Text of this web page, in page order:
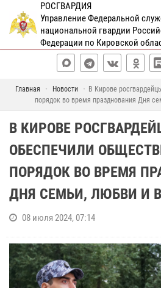
РОСГВАРДИЯ
Управление Федеральной
национальной гвардии
Федерации по Кировской
Главная Новости
В Кирове
порядок во время празднования Дня
В КИРОВЕ
ОБЕСПЕЧИЛИ
ПОРЯДОК ВО ВРЕМЯ
ДНЯ СЕМЬИ, ЛЮБВИ И
08 июля 2024, 07:14